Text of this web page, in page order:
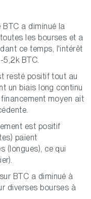
a diminué la
les bourses et a
ce temps, l'intérêt
5,2k BTC.
resté positif tout au
un biais long continu
moyen ait
est positif
paient
(longues), ce qui
BTC a diminué à
diverses bourses à